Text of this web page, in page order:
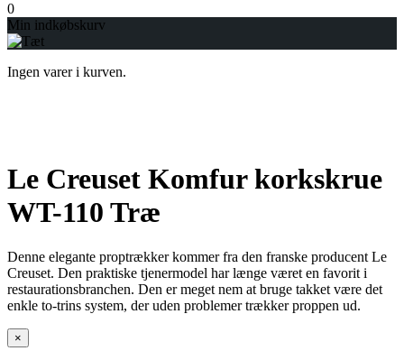
0
Min indkøbskurv
Ingen varer i kurven.
Le Creuset Komfur korkskrue
WT-110 Træ
Denne elegante proptrækker kommer fra den franske producent Le
Creuset. Den praktiske tjenermodel har længe været en favorit i
restaurationsbranchen. Den er meget nem at bruge takket være det
enkle to-trins system, der uden problemer trækker proppen ud.
×